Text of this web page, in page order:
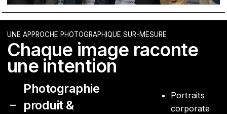
UNE APPROCHE PHOTOGRAPHIQUE SUR-MESURE
Chaque image raconte
une intention
Photographie
produit &
Portraits
corporate